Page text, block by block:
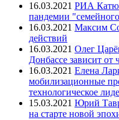
16.03.2021 РИА
пандемии
16.03.2021 Максим
действий
16.03.2021 Олег
Донбассе зависит от
16.03.2021 Елена
мобилизационные
технологическое
15.03.2021 Юрий
на старте новой